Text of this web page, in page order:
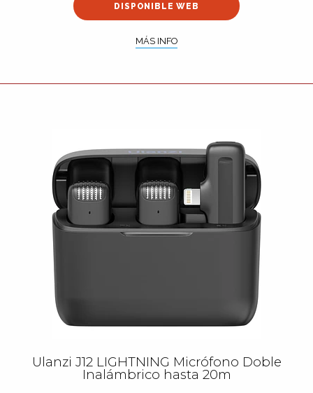
DISPONIBLE WEB
MÁS INFO
Ulanzi J12 LIGHTNING Micrófono Doble
Inalámbrico hasta 20m